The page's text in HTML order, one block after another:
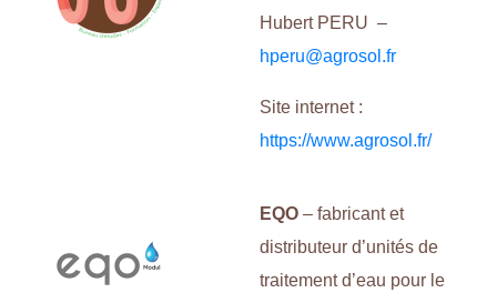
Hubert PERU –
hperu@agrosol.fr
Site internet :
https://www.agrosol.fr/
EQO – fabricant et
distributeur d’unités de
traitement d’eau pour le